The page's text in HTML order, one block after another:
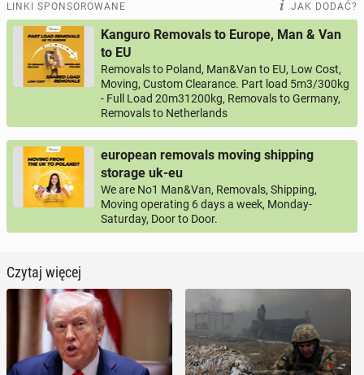
LINKI SPONSOROWANE JAK DODAĆ?
Kanguro Removals to Europe, Man & Van
to EU
Removals to Poland, Man&Van to EU, Low Cost,
Moving, Custom Clearance. Part load 5m3/300kg
- Full Load 20m31200kg, Removals to Germany,
Removals to Netherlands
european removals moving shipping
storage uk-eu
We are No1 Man&Van, Removals, Shipping,
Moving operating 6 days a week, Monday-
Saturday, Door to Door.
Czytaj więcej